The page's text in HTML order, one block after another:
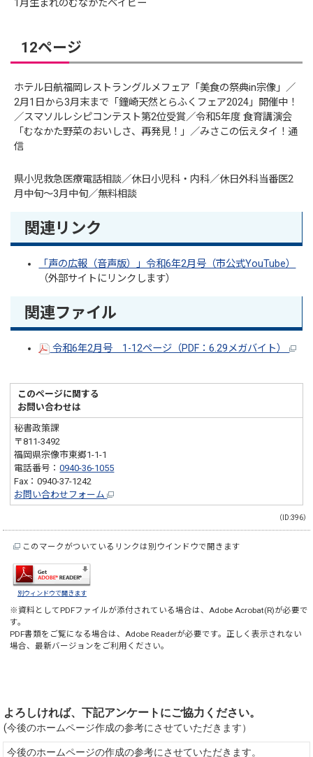
1月生まれのむなかたベイビー
12ページ
ホテル日航福岡レストラングルメフェア「美食の祭典in宗像」／
2月1日から3月末まで「鐘崎天然とらふくフェア2024」開催中！
／スマソルレシピコンテスト第2位受賞／令和5年度 食育講演会
「むなかた野菜のおいしさ、再発見！」／みさこの伝えタイ！通
信
県小児救急医療電話相談／休日小児科・内科／休日外科当番医2
月中旬～3月中旬／無料相談
関連リンク
「声の広報（音声版）」令和6年2月号（市公式YouTube）
（外部サイトにリンクします）
関連ファイル
令和6年2月号 1-12ページ（PDF：6.29メガバイト）
このページに関する
お問い合わせは
秘書政策課
〒811-3492
福岡県宗像市東郷1-1-1
電話番号：0940-36-1055
Fax：0940-37-1242
お問い合わせフォーム
（ID:396）
このマークがついているリンクは別ウインドウで開きます
別ウィンドウで開きます
※資料としてPDFファイルが添付されている場合は、Adobe Acrobat(R)が必要で
す。
PDF書類をご覧になる場合は、Adobe Readerが必要です。正しく表示されない
場合、最新バージョンをご利用ください。